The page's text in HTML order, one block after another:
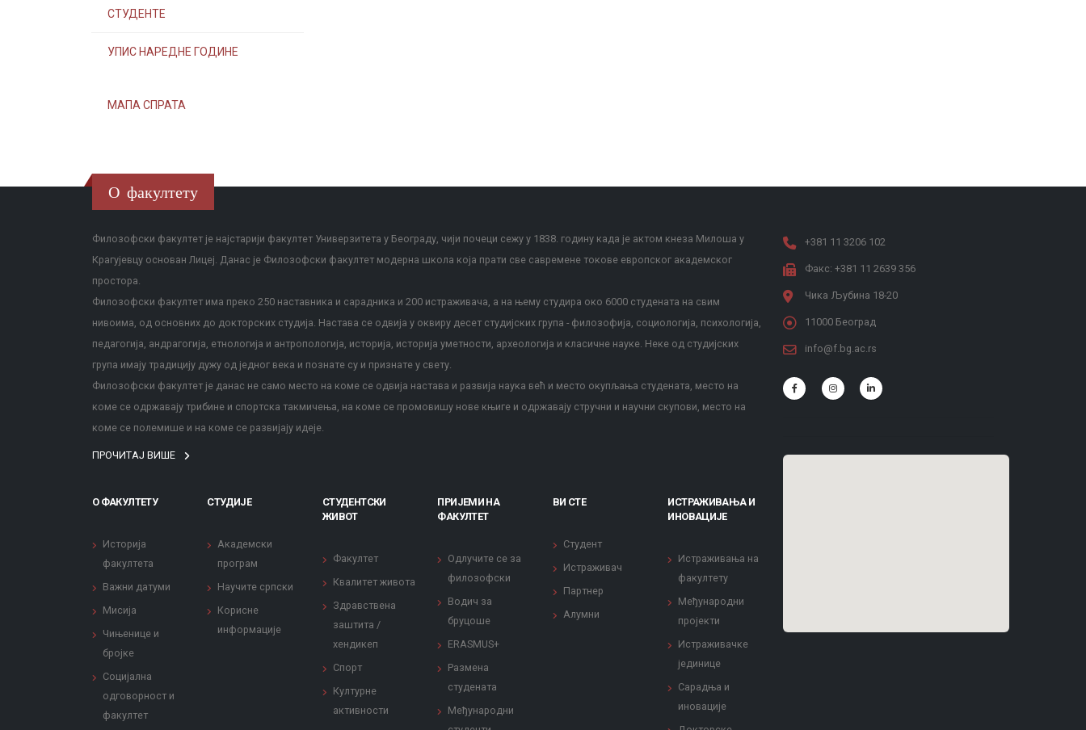
СТУДЕНТЕ
УПИС НАРЕДНЕ ГОДИНЕ
МАПА СПРАТА
О факултету
Филозофски факултет је најстарији факултет Универзитета у Београду, чији почеци сежу у 1838. годину када је актом кнеза Милоша у
Крагујевцу основан Лицеј. Данас је Филозофски факултет модерна школа која прати све савремене токове европског академског
простора.
Филозофски факултет има преко 250 наставника и сарадника и 200 истраживача, а на њему студира око 6000 студената на свим
нивоима, од основних до докторских студија. Настава се одвија у оквиру десет студијских група - филозофија, социологија, психологија,
педагогија, андрагогија, етнологија и антропологија, историја, историја уметности, археологија и класичне науке. Неке од студијских
група имају традицију дужу од једног века и познате су и признате у свету.
Филозофски факултет је данас не само место на коме се одвија настава и развија наука већ и место окупљања студената, место на
коме се одржавају трибине и спортска такмичења, на коме се промовишу нове књиге и одржавају стручни и научни скупови, место на
коме се полемише и на коме се развијају идеје.
ПРОЧИТАЈ ВИШЕ
О ФАКУЛТЕТУ
Историја
факултета
Важни датуми
Мисија
Чињенице и
бројке
Социјална
одговорност и
факултет
СТУДИЈЕ
Академски
програм
Научите српски
Корисне
информације
СТУДЕНТСКИ
ЖИВОТ
Факултет
Квалитет живота
Здравствена
заштита /
хендикеп
Спорт
Културне
активности
ПРИЈЕМИ НА
ФАКУЛТЕТ
Одлучите се за
филозофски
Водич за
бруцоше
ERASMUS+
Размена
студената
Међународни
ВИ СТЕ
Студент
Истраживач
Партнер
Алумни
ИСТРАЖИВАЊА И
ИНОВАЦИЈЕ
Истраживања на
факултету
Међународни
пројекти
Истраживачке
јединице
Сарадња и
иновације
+381 11 3206 102
Факс: +381 11 2639 356
Чика Љубина 18-20
11000 Београд
info@f.bg.ac.rs